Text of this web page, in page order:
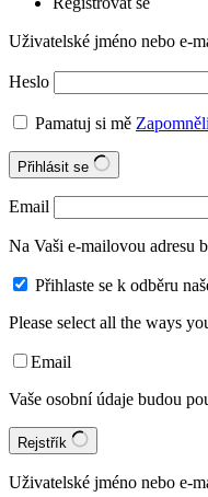
Uživatelské jméno nebo e-
Heslo
Pamatuj si mě
Přihlásit se
Email
Na Vaši e-mailovou adresu
Přihlaste se k odběru
Please select all the ways
Email
Vaše osobní údaje budou
Rejstřík
Uživatelské jméno nebo e-